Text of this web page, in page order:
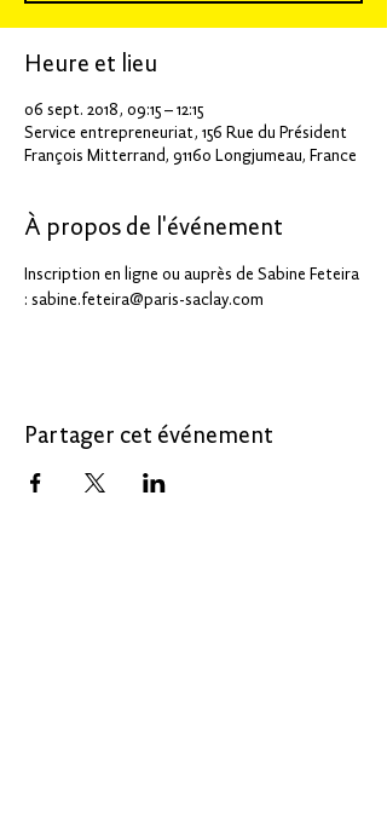
Heure et lieu
06 sept. 2018, 09:15 – 12:15
Service entrepreneuriat, 156 Rue du Président
François Mitterrand, 91160 Longjumeau, France
À propos de l'événement
Inscription en ligne ou auprès de Sabine Feteira
: sabine.feteira@paris-saclay.com
Partager cet événement